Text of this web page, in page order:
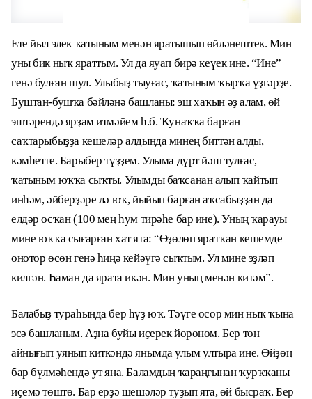
Ете йыл элек ҡатыным менән яратышып өйләнештек. Мин
уны бик ныҡ яраттым. Ул да яуап бирә кеүек ине. “Ине”
генә булған шул. Улыбыҙ тыуғас, ҡатыным ҡырҡа үҙгәрҙе.
Буштан-бушҡа бәйләнә башланы: эш хаҡын әҙ алам, өй
эштәрендә ярҙам итмәйем һ.б. Ҡунаҡҡа барған
саҡтарыбыҙҙа кешеләр алдында минең биттән алды,
кәмһетте. Барыбер түҙҙем. Улыма дүрт йәш тулғас,
ҡатыным юҡҡа сыҡты. Улымды баҡсанан алып ҡайтып
инһәм, әйберҙәре лә юҡ, йыйып барған аҡсабыҙҙан да
елдәр осҡан (100 мең һум тирәһе бар ине). Уның ҡарауы
мине юҡҡа сығарған хат ята: “Өҙөлөп яратҡан кешемде
онотор өсөн генә һиңә кейәүгә сыҡтым. Ул мине эҙләп
килгән. Һаман да ярата икән. Мин уның менән китәм”.
Балабыҙ тураһында бер һүҙ юҡ. Тәүге осор мин ныҡ ҡына
эсә башланым. Аҙна буйы иҫерек йөрөнөм. Бер төн
айнығып уянып киткәндә янымда улым ултыра ине. Өйҙөң
бар бүлмәһендә ут яна. Баламдың ҡараңғынан ҡурҡҡаны
иҫемә төштө. Бар ерҙә шешәләр туҙып ята, өй бысраҡ. Бер